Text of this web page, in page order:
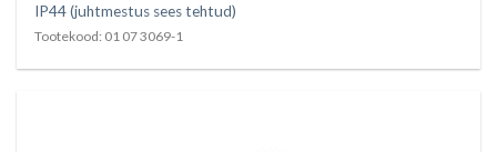
IP44 (juhtmestus sees tehtud)
Tootekood: 01 07 3069-1